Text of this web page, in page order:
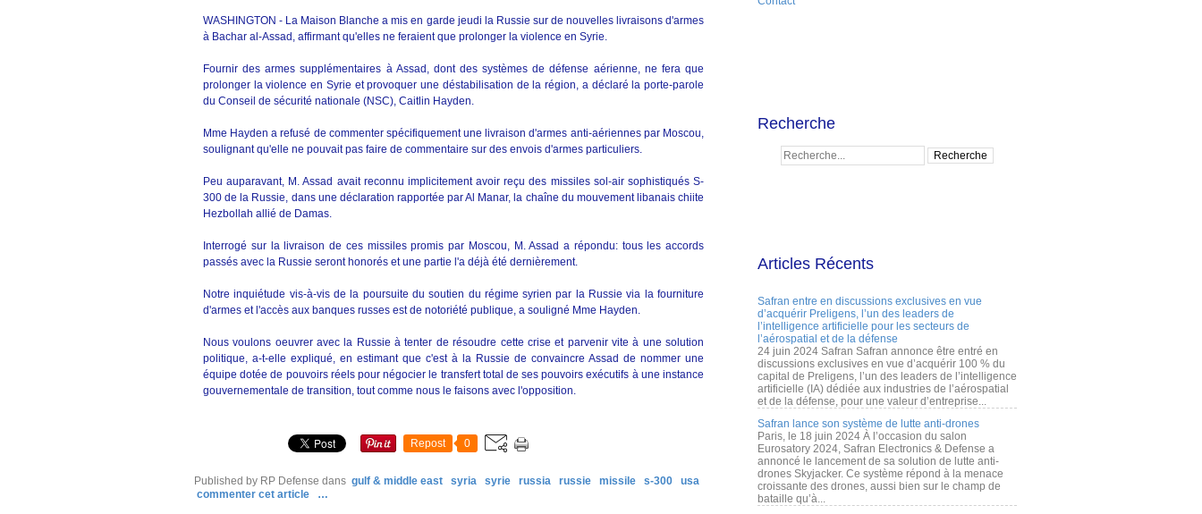
WASHINGTON - La Maison Blanche a mis en garde jeudi la Russie sur de nouvelles livraisons d'armes
à Bachar al-Assad, affirmant qu'elles ne feraient que prolonger la violence en Syrie.
Fournir des armes supplémentaires à Assad, dont des systèmes de défense aérienne, ne fera que
prolonger la violence en Syrie et provoquer une déstabilisation de la région, a déclaré la porte-parole
du Conseil de sécurité nationale (NSC), Caitlin Hayden.
Mme Hayden a refusé de commenter spécifiquement une livraison d'armes anti-aériennes par Moscou,
soulignant qu'elle ne pouvait pas faire de commentaire sur des envois d'armes particuliers.
Peu auparavant, M. Assad avait reconnu implicitement avoir reçu des missiles sol-air sophistiqués S-
300 de la Russie, dans une déclaration rapportée par Al Manar, la chaîne du mouvement libanais chiite
Hezbollah allié de Damas.
Interrogé sur la livraison de ces missiles promis par Moscou, M. Assad a répondu: tous les accords
passés avec la Russie seront honorés et une partie l'a déjà été dernièrement.
Notre inquiétude vis-à-vis de la poursuite du soutien du régime syrien par la Russie via la fourniture
d'armes et l'accès aux banques russes est de notoriété publique, a souligné Mme Hayden.
Nous voulons oeuvrer avec la Russie à tenter de résoudre cette crise et parvenir vite à une solution
politique, a-t-elle expliqué, en estimant que c'est à la Russie de convaincre Assad de nommer une
équipe dotée de pouvoirs réels pour négocier le transfert total de ses pouvoirs exécutifs à une instance
gouvernementale de transition, tout comme nous le faisons avec l'opposition.
Repost 0
Published by RP Defense dans gulf & middle east syria syrie russia russie missile s-300
usa
commenter cet article
…
Recherche
Articles Récents
Safran entre en discussions exclusives en vue
d’acquérir Preligens, l’un des leaders de
l’intelligence artificielle pour les secteurs de
l’aérospatial et de la défense
24 juin 2024 Safran Safran annonce être entré en
discussions exclusives en vue d’acquérir 100 % du
capital de Preligens, l’un des leaders de l’intelligence
artificielle (IA) dédiée aux industries de l’aérospatial
et de la défense, pour une valeur d’entreprise...
Safran lance son système de lutte anti-drones
Paris, le 18 juin 2024 À l’occasion du salon
Eurosatory 2024, Safran Electronics & Defense a
annoncé le lancement de sa solution de lutte anti-
drones Skyjacker. Ce système répond à la menace
croissante des drones, aussi bien sur le champ de
bataille qu’à...